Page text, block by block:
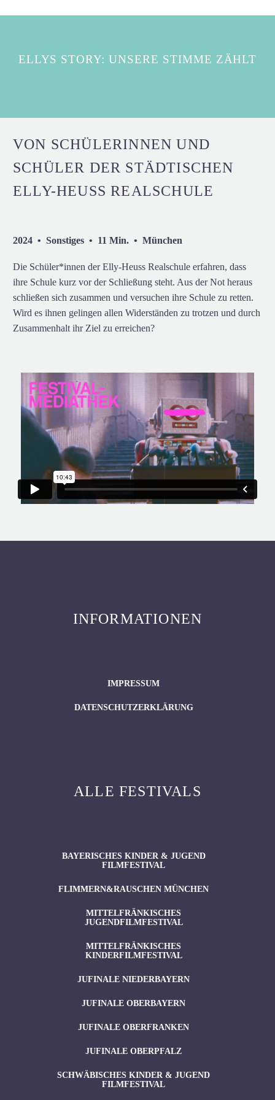
ELLYS STORY: UNSERE STIMME ZÄHLT
VON SCHÜLERINNEN UND
SCHÜLER DER STÄDTISCHEN
ELLY-HEUSS REALSCHULE
2024 • Sonstiges • 11 Min. • München
Die Schüler*innen der Elly-Heuss Realschule erfahren, dass
ihre Schule kurz vor der Schließung steht. Aus der Not heraus
schließen sich zusammen und versuchen ihre Schule zu retten.
Wird es ihnen gelingen allen Widerständen zu trotzen und durch
Zusammenhalt ihr Ziel zu erreichen?
INFORMATIONEN
IMPRESSUM
DATENSCHUTZERKLÄRUNG
ALLE FESTIVALS
BAYERISCHES KINDER & JUGEND
FILMFESTIVAL
FLIMMERN&RAUSCHEN MÜNCHEN
MITTELFRÄNKISCHES
JUGENDFILMFESTIVAL
MITTELFRÄNKISCHES
KINDERFILMFESTIVAL
JUFINALE NIEDERBAYERN
JUFINALE OBERBAYERN
JUFINALE OBERFRANKEN
JUFINALE OBERPFALZ
SCHWÄBISCHES KINDER & JUGEND
FILMFESTIVAL